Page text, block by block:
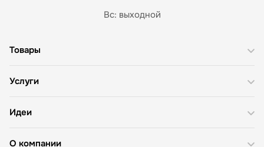
Вс: выходной
О компании
Товары
Услуги
Идеи